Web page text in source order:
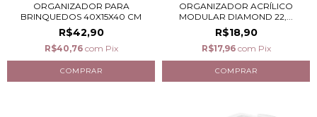
ORGANIZADOR PARA
BRINQUEDOS 40X15X40 CM
R$42,90
R$40,76 com Pix
ORGANIZADOR ACRÍLICO
MODULAR DIAMOND 22,...
R$18,90
R$17,96 com Pix